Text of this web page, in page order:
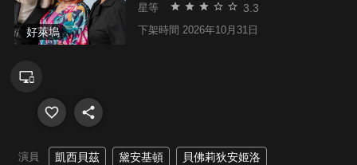
好萊塢
星等 3.3
下架時間 2026年10月31日
演員 凱西貝茲 黛安基頓 貝佛莉狄安姬洛